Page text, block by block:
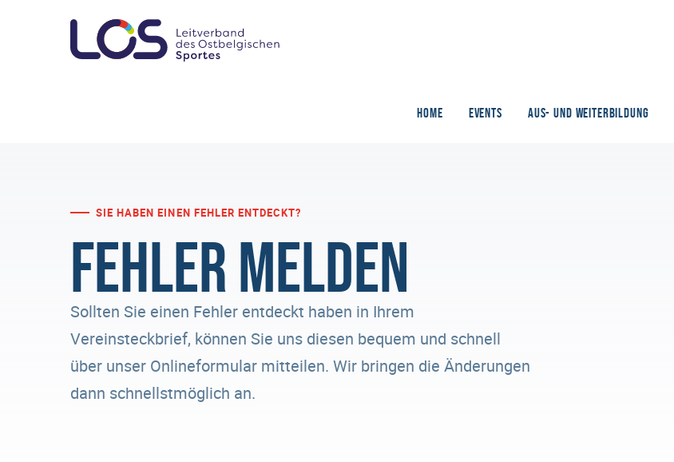
HOME EVENTS AUS- UND WEITERBILDUNG
SIE HABEN EINEN FEHLER ENTDECKT?
Fehler melden
Sollten Sie einen Fehler entdeckt haben in Ihrem
Vereinsteckbrief, können Sie uns diesen bequem und schnell
über unser Onlineformular mitteilen. Wir bringen die Änderungen
dann schnellstmöglich an.